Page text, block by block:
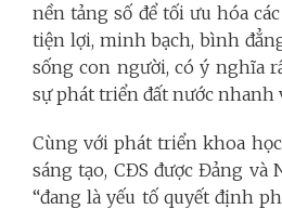
nền tảng số để tối ưu hóa
tiện lợi, minh bạch, bình
sống con người, có ý nghĩa
sự phát triển đất nước nhanh
Cùng với phát triển khoa
sáng tạo, CĐS được Đảng và
“đang là yếu tố quyết định